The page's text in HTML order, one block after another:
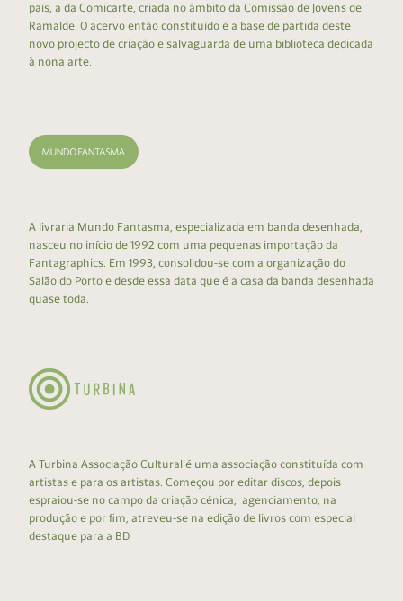
país, a da Comicarte, criada no âmbito da Comissão de Jovens de
Ramalde. O acervo então constituído é a base de partida deste
novo projecto de criação e salvaguarda de uma biblioteca dedicada
à nona arte.
A livraria Mundo Fantasma, especializada em banda desenhada,
nasceu no início de 1992 com uma pequenas importação da
Fantagraphics. Em 1993, consolidou-se com a organização do
Salão do Porto e desde essa data que é a casa da banda desenhada
quase toda.
A Turbina Associação Cultural é uma associação constituída com
artistas e para os artistas. Começou por editar discos, depois
espraiou-se no campo da criação cénica, agenciamento, na
produção e por fim, atreveu-se na edição de livros com especial
destaque para a BD.